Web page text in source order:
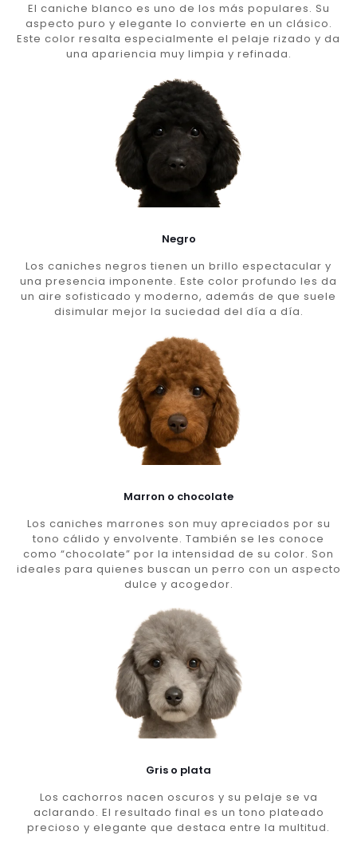
El caniche blanco es uno de los más populares. Su
aspecto puro y elegante lo convierte en un clásico.
Este color resalta especialmente el pelaje rizado y da
una apariencia muy limpia y refinada.
Negro
Los caniches negros tienen un brillo espectacular y
una presencia imponente. Este color profundo les da
un aire sofisticado y moderno, además de que suele
disimular mejor la suciedad del día a día.
Marron o chocolate
Los caniches marrones son muy apreciados por su
tono cálido y envolvente. También se les conoce
como “chocolate” por la intensidad de su color. Son
ideales para quienes buscan un perro con un aspecto
dulce y acogedor.
Gris o plata
Los cachorros nacen oscuros y su pelaje se va
aclarando. El resultado final es un tono plateado
precioso y elegante que destaca entre la multitud.